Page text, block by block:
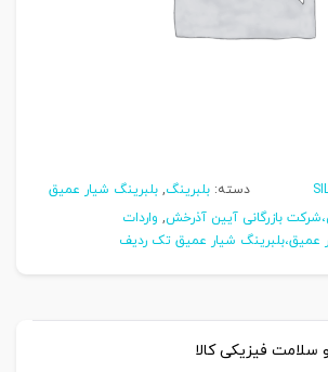
دسته: بلبرینگ, بلبرینگ شیار عمیق
بازرگانی آیین آذرخش, واردات
عمیق،بلبرینگ شیار عمیق تک ردیف
سلامت فیزیکی کالا